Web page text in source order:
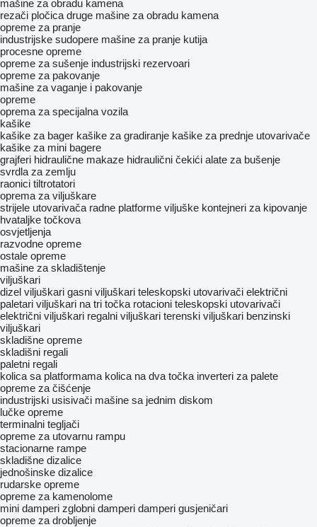
mašine za obradu kamena
rezači pločica druge mašine za obradu kamena
opreme za pranje
industrijske sudopere mašine za pranje kutija
procesne opreme
opreme za sušenje industrijski rezervoari
opreme za pakovanje
mašine za vaganje i pakovanje
opreme
oprema za specijalna vozila
kašike
kašike za bager kašike za gradiranje kašike za prednje utovarivače
kašike za mini bagere
grajferi hidraulične makaze hidraulični čekići alate za bušenje
svrdla za zemlju
raonici tiltrotatori
oprema za viljuškare
strijele utovarivača radne platforme viljuške kontejneri za kipovanje
hvataljke točkova
osvjetljenja
razvodne opreme
ostale opreme
mašine za skladištenje
viljuškari
dizel viljuškari gasni viljuškari teleskopski utovarivači električni
paletari viljuškari na tri točka rotacioni teleskopski utovarivači
električni viljuškari regalni viljuškari terenski viljuškari benzinski
viljuškari
skladišne opreme
skladišni regali
paletni regali
kolica sa platformama kolica na dva točka inverteri za palete
opreme za čišćenje
industrijski usisivači mašine sa jednim diskom
lučke opreme
terminalni tegljači
opreme za utovarnu rampu
stacionarne rampe
skladišne dizalice
jednošinske dizalice
rudarske opreme
opreme za kamenolome
mini damperi zglobni damperi damperi gusjeničari
opreme za drobljenje